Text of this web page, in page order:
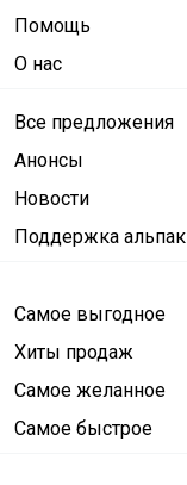
Помощь
О нас
Все предложения
Анонсы
Новости
Поддержка альпак
Самое выгодное
Хиты продаж
Самое желанное
Самое быстрое